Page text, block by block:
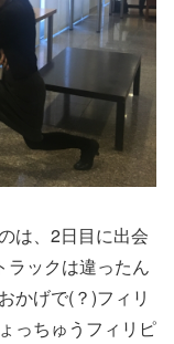
は、2日目に出会
ラックは違ったん
かげで(？)フィリ
っちゅうフィリピ